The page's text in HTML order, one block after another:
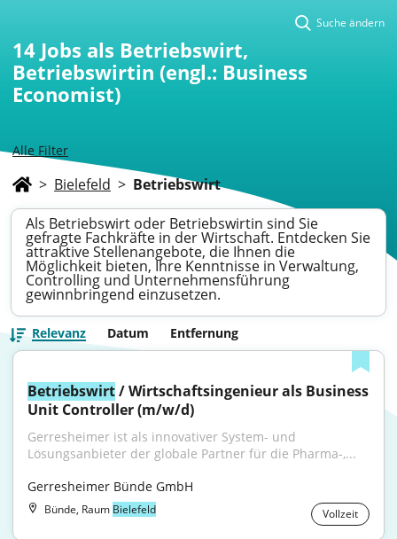
Alle Filter
Suche ändern
14 Jobs als Betriebswirt,
Betriebswirtin (engl.: Business
Economist)
> Bielefeld > Betriebswirt
Als Betriebswirt oder Betriebswirtin sind Sie
gefragte Fachkräfte in der Wirtschaft. Entdecken Sie
attraktive Stellenangebote, die Ihnen die
Möglichkeit bieten, Ihre Kenntnisse in Verwaltung,
Controlling und Unternehmensführung
gewinnbringend einzusetzen.
Relevanz Datum Entfernung
Betriebswirt / Wirtschaftsingenieur als Business
Unit Controller (m/w/d)
Gerresheimer ist als innovativer System- und
Lösungsanbieter der globale Partner für die Pharma-,...
Gerresheimer Bünde GmbH
Bünde, Raum Bielefeld Vollzeit